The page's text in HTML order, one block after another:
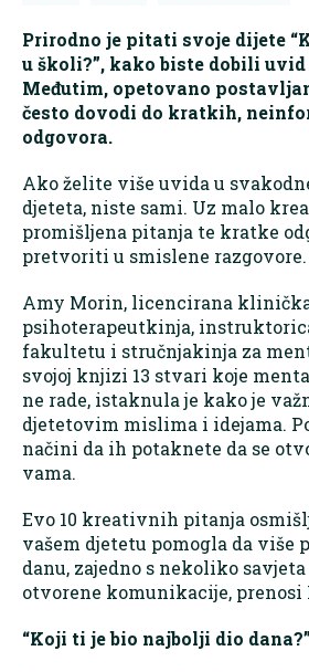
Prirodno je pitati svoje dijete
u školi?”, kako biste dobili
Međutim, opetovano
često dovodi do kratkih,
odgovora.
Ako želite više uvida u
djeteta, niste sami. Uz malo
promišljena pitanja te kratke
pretvoriti u smislene razgovore.
Amy Morin, licencirana
psihoterapeutkinja,
fakultetu i stručnjakinja za
svojoj knjizi 13 stvari koje
ne rade, istaknula je kako je
djetetovim mislima i idejama.
načini da ih potaknete da se
vama.
Evo 10 kreativnih pitanja
vašem djetetu pomogla da više
danu, zajedno s nekoliko
otvorene komunikacije,
“Koji ti je bio najbolji dio dana?”